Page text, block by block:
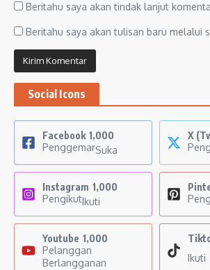
Beritahu saya akan tindak lanjut
Beritahu saya akan tulisan baru melalui
Social Icons
Facebook 1,000
PenggemarSuka
X
Instagram 1,000
PengikutIkuti
Youtube 1,000
Pelanggan
Berlangganan
Ikuti